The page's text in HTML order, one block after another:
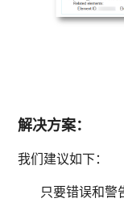
解决方案：
我们建议如下：
只要错误和警